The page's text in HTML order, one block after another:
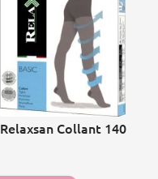
Relaxsan Collant 140